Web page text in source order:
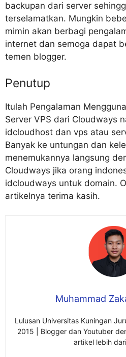
backupan dari server
terselamatkan. Mungkin
mimin akan berbagi
internet dan semoga dapat
temen blogger.
Penutup
Itulah Pengalaman
Server VPS dari Cloudways
idcloudhost dan vps atau
Banyak ke untungan dan
menemukannya langsung
Cloudways jika orang
idcloudways untuk domain.
artikelnya terima kasih.
Muhammad
Lulusan Universitas Kuningan
2015 | Blogger dan Youtuber
artikel lebih